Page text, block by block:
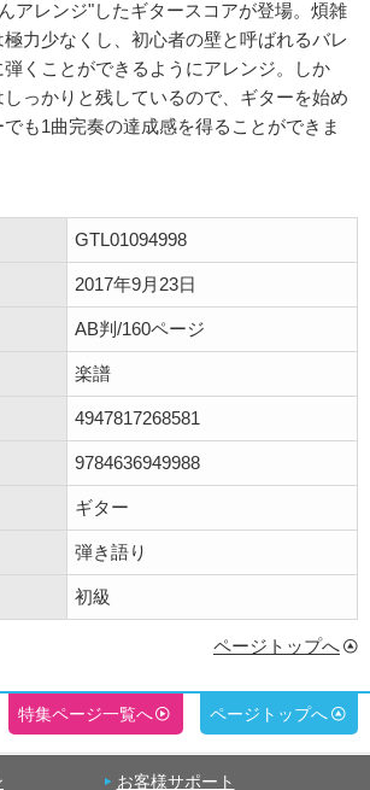
アレンジ"したギタースコアが登場。煩雑
力少なくし、初心者の壁と呼ばれるバレ
くことができるようにアレンジ。しか
っかりと残しているので、ギターを始め
も1曲完奏の達成感を得ることができま
GTL01094998
2017年9月23日
AB判/160ページ
楽譜
4947817268581
9784636949988
ギター
弾き語り
初級
ページトップへ
特集ページ一覧へ ページトップへ
お客様サポート